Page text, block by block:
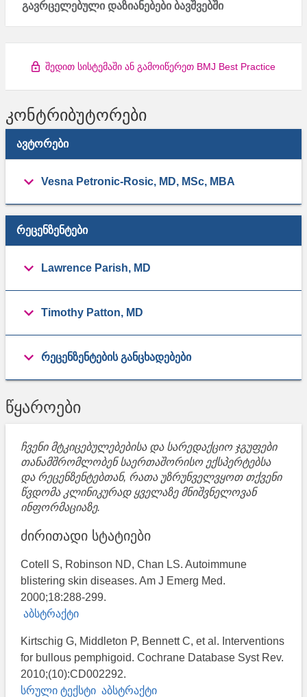
გავრცელებული დაზიანებები ბავშვებში
შედით სისტემაში ან გამოიწერეთ BMJ Best Practice
კონტრიბუტორები
ᲐᲕᲢᲝᲠᲔᲑᲘ
Vesna Petronic-Rosic, MD, MSc, MBA
ᲠᲔᲪᲔᲜᲖᲔᲜᲢᲔᲑᲘ
Lawrence Parish, MD
Timothy Patton, MD
რეცენზენტების განცხადებები
წყაროები
ჩვენი მტკიცებულებებისა და სარედაქციო ჯგუფები
თანამშრომლობენ საერთაშორისო ექსპერტებსა
და რეცენზენტებთან, რათა უზრუნველვყოთ თქვენი
წვდომა კლინიკურად ყველაზე მნიშვნელოვან
ინფორმაციაზე.
ძირითადი სტატიები
Cotell S, Robinson ND, Chan LS. Autoimmune
blistering skin diseases. Am J Emerg Med.
2000;18:288-299.
აბსტრაქტი
Kirtschig G, Middleton P, Bennett C, et al. Interventions
for bullous pemphigoid. Cochrane Database Syst Rev.
2010;(10):CD002292.
სრული ტექსტი აბსტრაქტი